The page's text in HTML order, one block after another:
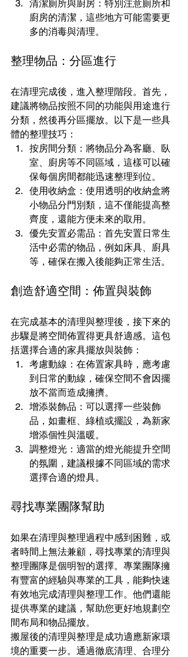
清潔廁所與廚房：特別注意廁所和
廚房的清潔，這些地方可能需要更
多的消毒與清理。
整理物品：分區進行
在清理完成後，進入整理階段。首先，
建議將物品按照不同的功能與用途進行
分類，然後再分區擺放。以下是一些具
體的整理技巧：
按房間分類：將物品分為客廳、臥
室、廚房等不同區域，這樣可以確
保每個房間都能迅速整理到位。
使用收納盒：使用透明的收納盒將
小物品分門別類，這不僅能提高整
齊度，還能方便未來的取用。
優先安置必需品：首先安置日常生
活中必需的物品，例如床具、廚具
等，確保在搬入後能夠正常生活。
創造舒適空間：佈置與裝飾
在完成基本的清理與整理後，接下來的
步驟是將空間佈置得更具舒適感。這包
括選擇合適的家具擺放與裝飾：
考慮動線：在佈置家具時，應考慮
到日常的動線，確保空間不會因擺
放不當而造成擁擠。
增添裝飾品：可以選擇一些裝飾
品，如畫框、綠植或擺設，為新家
增添個性與溫暖。
調整燈光：適當的燈光能提升空間
的氛圍，建議根據不同區域的需求
選擇合適的燈具。
尋找專業團隊幫助
如果在清理與整理過程中感到困難，或
者時間上無法兼顧，尋找專業的清理與
整理團隊是個明智的選擇。專業團隊擁
有豐富的經驗與專業的工具，能夠快速
有效地完成清理與整理工作。他們還能
提供專業的建議，幫助您更好地規劃空
間布局和物品擺放。
搬屋後的清理與整理是成功適應新家環
境的重要一步。通過徹底清理、合理分